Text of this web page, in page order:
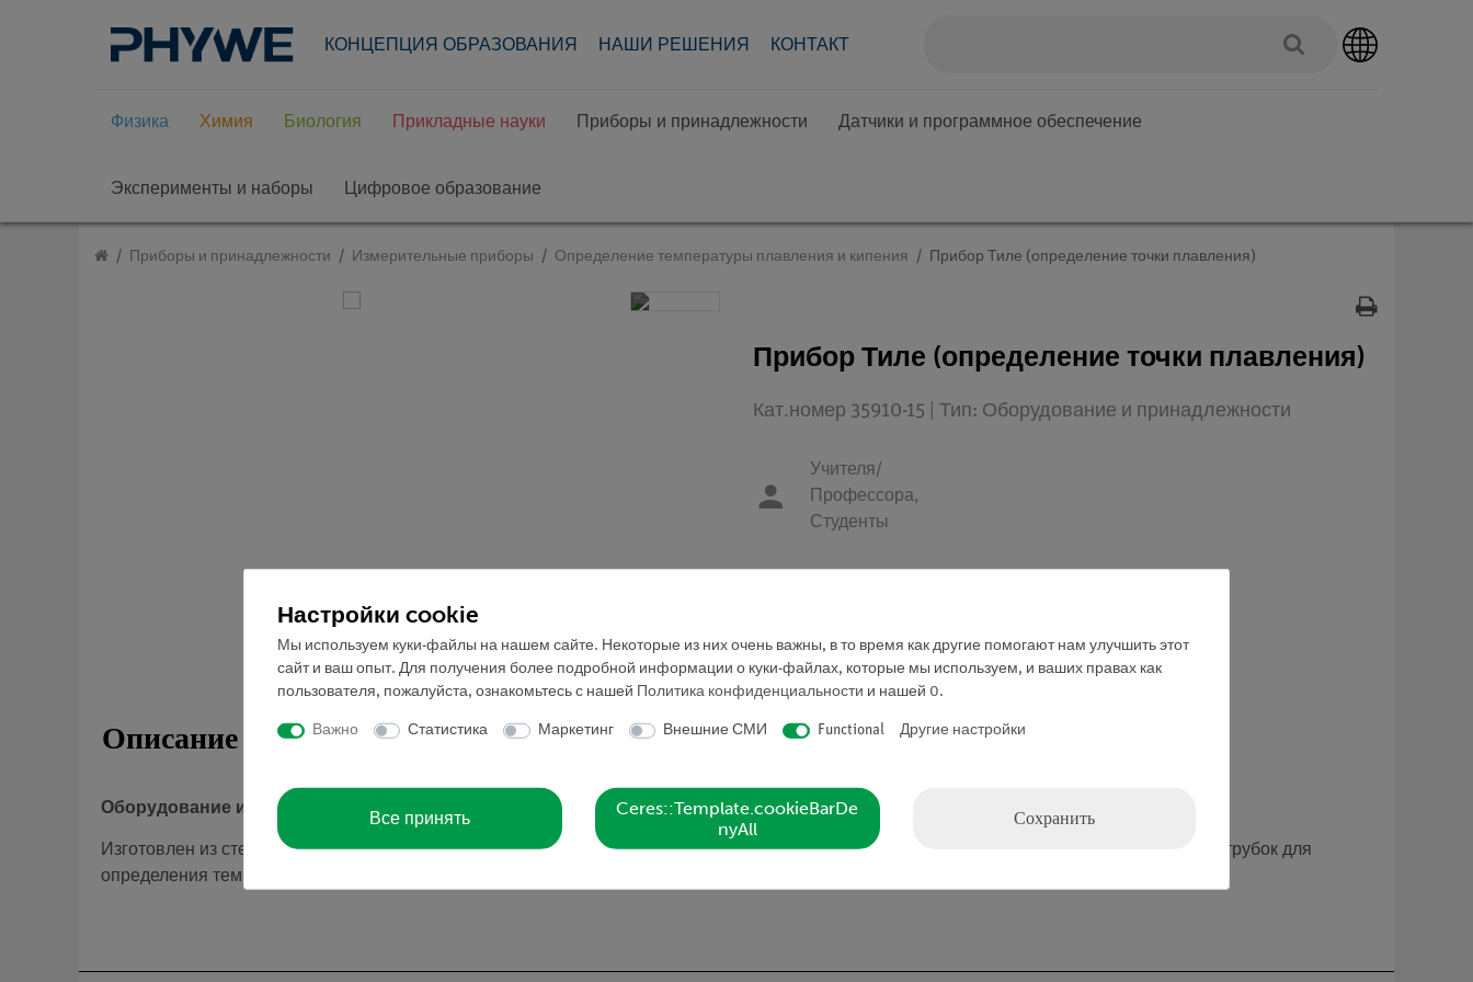
КОНЦЕПЦИЯ ОБРАЗОВАНИЯ НАШИ РЕШЕНИЯ КОНТАКТ
Физика Химия Биология Прикладные науки Приборы и принадлежности Датчики и программное обеспечение
Эксперименты и наборы Цифровое образование
Приборы и принадлежности Измерительные приборы Определение температуры плавления и кипения Прибор Тиле (определение точки плавления)
Прибор Тиле (определение точки плавления)
Кат.номер 35910-15 | Тип: Оборудование и принадлежности
Учителя/
Профессора,
Студенты
Описание
Оборудование и технические данные
Изготовлен из стекла DURAN®, имеет резьбовой разъем GL 18/8 для крепления термометра и две наклонные боковые трубки для вставки трубок для
определения температуры плавления.Высота: 160 мм
Настройки cookie
Мы используем куки-файлы на нашем сайте. Некоторые из них очень важны, в то время как другие помогают нам улучшить этот
сайт и ваш опыт. Для получения более подробной информации о куки-файлах, которые мы используем, и ваших правах как
пользователя, пожалуйста, ознакомьтесь с нашей
Политика конфиденциальности и нашей 0.
Важно Статистика Маркетинг Внешние СМИ Functional Другие настройки
Все принять
Ceres::Template.cookieBarDe
nyAll
Сохранить